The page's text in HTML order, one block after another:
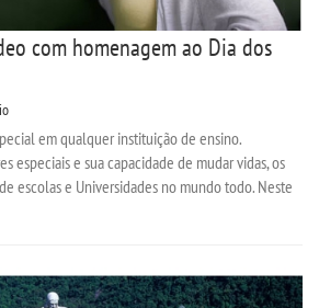
com homenagem ao Dia dos
em qualquer instituição de ensino.
especiais e sua capacidade de mudar vidas, os
escolas e Universidades no mundo todo. Neste